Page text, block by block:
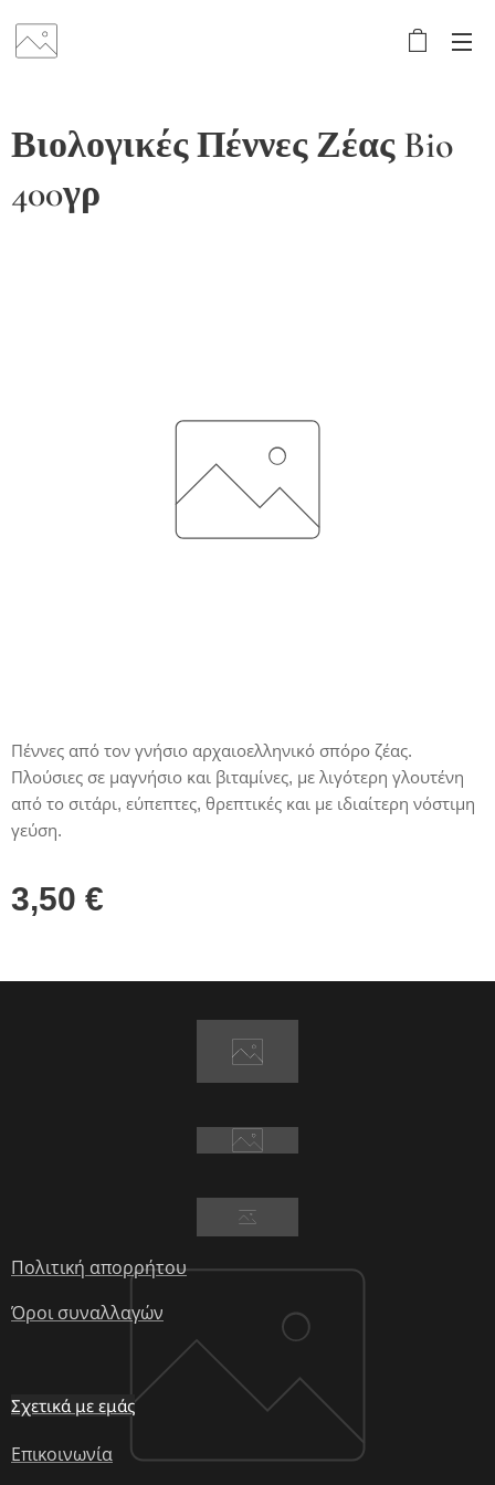
Βιολογικές Πέννες Ζέας Bio
400γρ
Πέννες από τον γνήσιο αρχαιοελληνικό σπόρο ζέας.
Πλούσιες σε μαγνήσιο και βιταμίνες, με λιγότερη γλουτένη
από το σιτάρι, εύπεπτες, θρεπτικές και με ιδιαίτερη νόστιμη
γεύση.
3,50 €
Πολιτική απορρήτου
Όροι συναλλαγών
Σχετικά με εμάς
Επικοινωνία